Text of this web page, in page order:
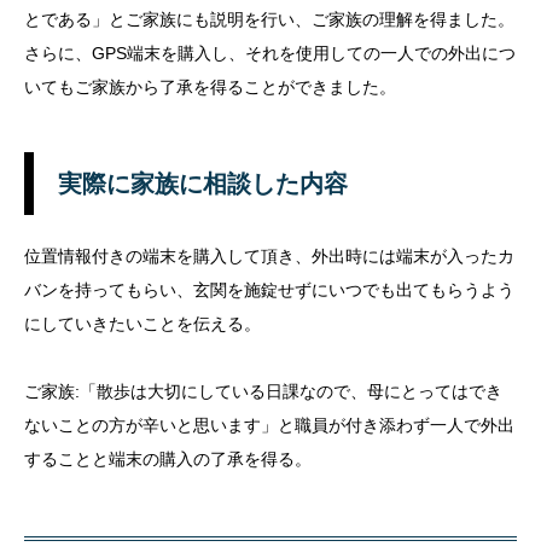
とである」とご家族にも説明を行い、ご家族の理解を得ました。
さらに、GPS端末を購入し、それを使用しての一人での外出につ
いてもご家族から了承を得ることができました。
実際に家族に相談した内容
位置情報付きの端末を購入して頂き、外出時には端末が入ったカ
バンを持ってもらい、玄関を施錠せずにいつでも出てもらうよう
にしていきたいことを伝える。
ご家族:「散歩は大切にしている日課なので、母にとってはでき
ないことの方が辛いと思います」と職員が付き添わず一人で外出
することと端末の購入の了承を得る。